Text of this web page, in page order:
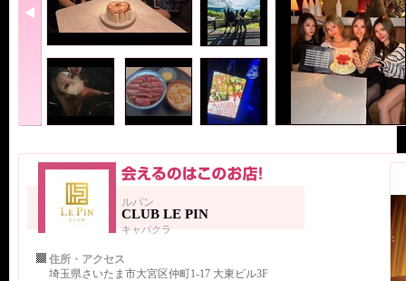
ルパン
CLUB LE PIN
キャバクラ
住所・アクセス
埼玉県さいたま市大宮区仲町1-17 大東ビル3F